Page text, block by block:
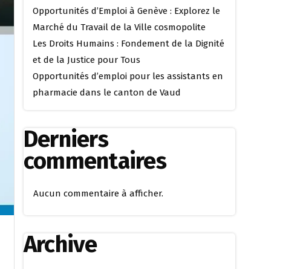
Opportunités d’Emploi à Genève : Explorez le
Marché du Travail de la Ville cosmopolite
Les Droits Humains : Fondement de la Dignité
et de la Justice pour Tous
Opportunités d’emploi pour les assistants en
pharmacie dans le canton de Vaud
Derniers
commentaires
Aucun commentaire à afficher.
Archive